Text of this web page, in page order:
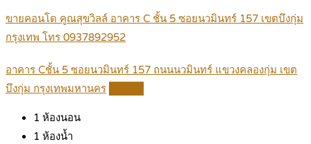
ขายคอนโด คูณสุขวิลล์ อาคาร C ชั้น 5 ซอยนวมินทร์ 157 เขตบึงกุ่ม
กรุงเทพ โทร 0937892952
อาคาร Cชั้น 5 ซอยนวมินทร์ 157 ถนนนวมินทร์ แขวงคลองกุ่ม เขต
บึงกุ่ม กรุงเทพมหานคร
1 ห้องนอน
1 ห้องน้ำ